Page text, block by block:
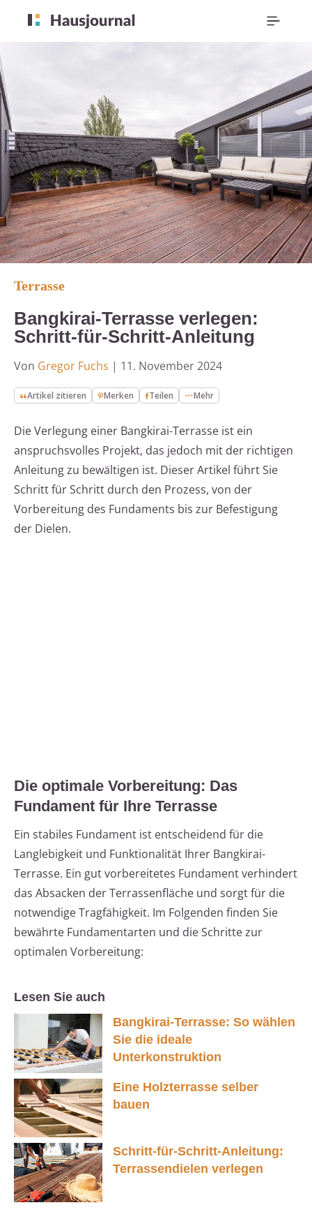
Terrasse
Bangkirai-Terrasse verlegen:
Schritt-für-Schritt-Anleitung
Von Gregor Fuchs | 11. November 2024
Artikel zitieren Merken Teilen Mehr
Die Verlegung einer Bangkirai-Terrasse ist ein
anspruchsvolles Projekt, das jedoch mit der richtigen
Anleitung zu bewältigen ist. Dieser Artikel führt Sie
Schritt für Schritt durch den Prozess, von der
Vorbereitung des Fundaments bis zur Befestigung
der Dielen.
Die optimale Vorbereitung: Das
Fundament für Ihre Terrasse
Ein stabiles Fundament ist entscheidend für die
Langlebigkeit und Funktionalität Ihrer Bangkirai-
Terrasse. Ein gut vorbereitetes Fundament verhindert
das Absacken der Terrassenfläche und sorgt für die
notwendige Tragfähigkeit. Im Folgenden finden Sie
bewährte Fundamentarten und die Schritte zur
optimalen Vorbereitung:
Lesen Sie auch
Bangkirai-Terrasse: So wählen
Sie die ideale
Unterkonstruktion
Eine Holzterrasse selber
bauen
Schritt-für-Schritt-Anleitung:
Terrassendielen verlegen